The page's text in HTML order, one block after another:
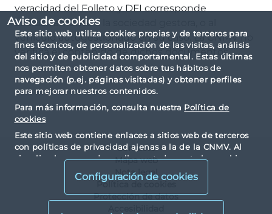
Aviso de cookies
Este sitio web utiliza cookies propias y de terceros para
fines técnicos, de personalización de las visitas, análisis
del sitio y de publicidad comportamental. Estas últimas
nos permiten obtener datos sobre tus hábitos de
navegación (p.ej. páginas visitadas) y obtener perfiles
para mejorar nuestros contenidos.
Para más información, consulta nuestra Política de
cookies
Este sitio web contiene enlaces a sitios web de terceros
con políticas de privacidad ajenas a la de la CNMV. Al
visualizarlos y acceder a ellos, usted acepta las cookies
Configuración de cookies
veracidad del Folleto y DFI corresponde
exclusivamente a la sociedad gestora, o al
vehículo autogestionado en su caso. La CNMV no
verifica el contenido de dichos documentos.
Contacto
Mapa web
Nota legal
Política de cookies
Protección de datos